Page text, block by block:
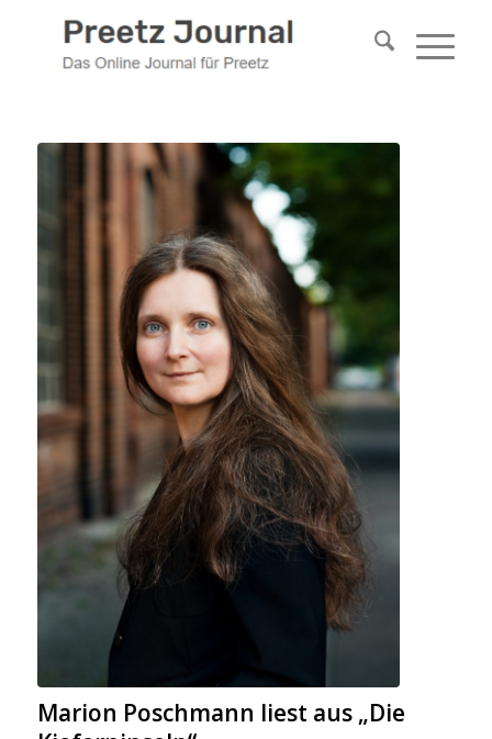
Marion Poschmann liest aus „Die